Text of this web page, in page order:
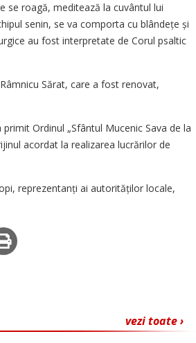
se roagă, meditează la cuvântul lui
senin, se va comporta cu blândețe și
au fost interpretate de Corul psaltic
Sărat, care a fost renovat,
Ordinul „Sfântul Mucenic Sava de la
acordat la realizarea lucrărilor de
reprezentanți ai autorităților locale,
vezi toate ›